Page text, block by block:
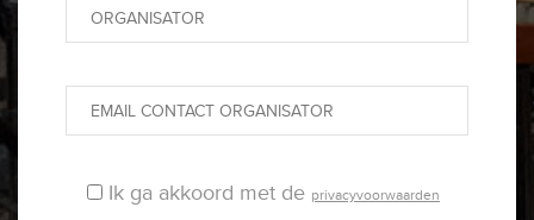
Ik ga akkoord met de privacyvoorwaarden